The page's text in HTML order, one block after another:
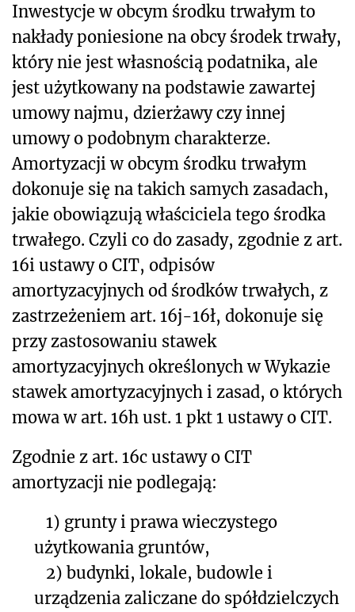
Inwestycje w obcym środku trwałym to
nakłady poniesione na obcy środek trwały,
który nie jest własnością podatnika, ale
jest użytkowany na podstawie zawartej
umowy najmu, dzierżawy czy innej
umowy o podobnym charakterze.
Amortyzacji w obcym środku trwałym
dokonuje się na takich samych zasadach,
jakie obowiązują właściciela tego środka
trwałego. Czyli co do zasady, zgodnie z art.
16i ustawy o CIT, odpisów
amortyzacyjnych od środków trwałych, z
zastrzeżeniem art. 16j-16ł, dokonuje się
przy zastosowaniu stawek
amortyzacyjnych określonych w Wykazie
stawek amortyzacyjnych i zasad, o których
mowa w art. 16h ust. 1 pkt 1 ustawy o CIT.
Zgodnie z art. 16c ustawy o CIT
amortyzacji nie podlegają:
1) grunty i prawa wieczystego
użytkowania gruntów,
2) budynki, lokale, budowle i
urządzenia zaliczane do spółdzielczych